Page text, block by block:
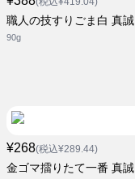
職人の技すりごま白 真誠
90g
¥268(税込¥289.44)
金ゴマ擂りたて一番 真誠